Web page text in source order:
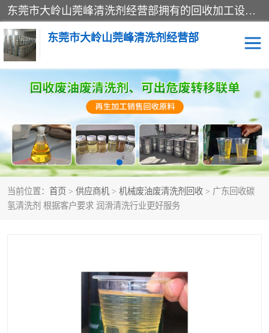
东莞市大岭山莞峰清洗剂经营部拥有的回收加工设备，大量废油回收、废清洗剂回收、废溶剂油回收、机械废油废清洗剂回收、废碳氢回收、碳氢液压油回收、碳氢二氯回收等废清洗剂处理；我们只是提供废旧化工原料的循环使用存放点，执行正规的存放，有正规的回收资质处理。同时我们公司批发零售回收级清洗剂，脱模油再生基础油，质量保证。
东莞市大岭山莞峰清洗剂经营部
当前位置： 首页 > 供应商机 > 机械废油废清洗剂回收 > 广东回收碳
氢清洗剂 根据客户要求 润滑清洗行业更好服务
废清洗剂回收
废溶剂油回收 机械废油废清洗剂回收
废碳氢回收 碳氢液压油回收
碳氢二氯回收 回收废三四氯乙烯
上门回收废清洗剂